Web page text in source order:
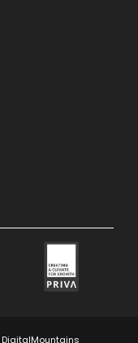
DigitalMountains